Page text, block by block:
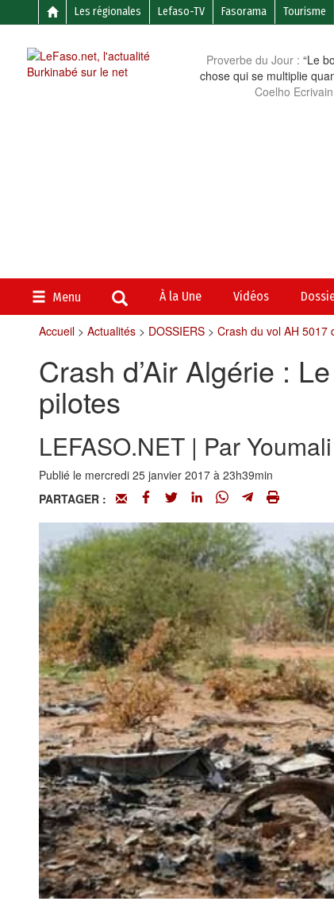
Les régionales Lefaso-TV Fasorama Tourisme
Proverbe du Jour : “Le
chose qui se multiplie
Coelho
Menu À la Une Vidéos
Accueil> Actualités> DOSSIERS> Crash du vol AH 5017
Crash d’Air Algérie :
pilotes
LEFASO.NET | Par
Publié le mercredi 25 janvier 2017 à 23h39min
PARTAGER :